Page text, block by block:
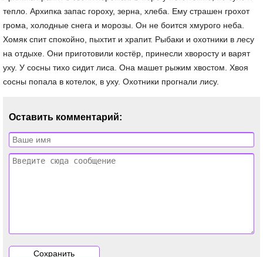
тепло. Архипка запас гороху, зерна, хлеба. Ему страшен грохот
грома, холодные снега и морозы. Он не боится хмурого неба.
Хомяк спит спокойно, пыхтит и храпит. Рыбаки и охотники в лесу
на отдыхе. Они приготовили костёр, принесли хворосту и варят
уху. У сосны тихо сидит лиса. Она машет рыжим хвостом. Хвоя
сосны попала в котелок, в уху. Охотники прогнали лису.
Оставить комментарий: